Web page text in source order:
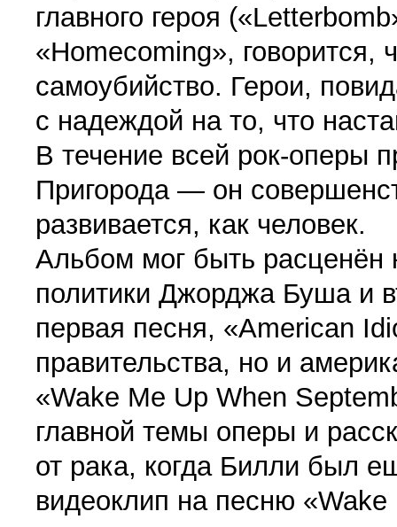
главного героя
«Homecoming»,
самоубийство. Герои,
с надеждой на то, что
В течение всей рок-оперы
Пригорода — он
развивается, как человек.
Альбом мог быть расценён
политики Джорджа Буша и
первая песня, «American
правительства, но и
«Wake Me Up When
главной темы оперы и
от рака, когда Билли был
видеоклип на песню